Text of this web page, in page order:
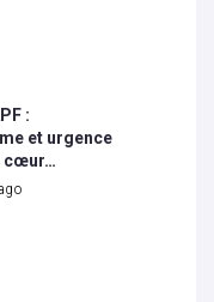
:
et urgence
cœur…